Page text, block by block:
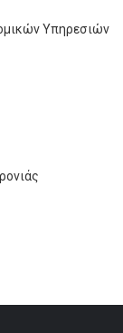
Υπηρεσιών